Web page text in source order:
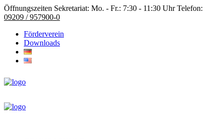
Öffnungszeiten Sekretariat: Mo. - Fr.: 7:30 - 11:30 Uhr Telefon:
09209 / 957900-0
Förderverein
Downloads